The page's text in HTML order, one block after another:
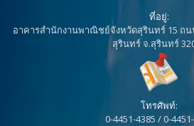
ที่อยู่:
อาคารสำนักงานพาณิชย์จังหวัดสุรินทร์ 15 ถน
สุรินทร์ จ.สุรินทร์
โทรศัพท์:
0-4451-4385 / 0-